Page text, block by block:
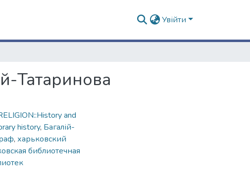
Увійти
Татаринова
and
history, Багалій-
, харьковский
библиотечная